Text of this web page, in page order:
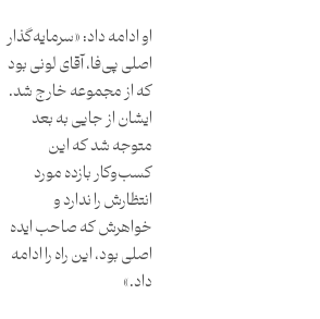
او ادامه داد: «سرمایه‌گذار
اصلی پی‌فا، آقای لونی بود
که از مجموعه خارج شد.
ایشان از جایی به بعد
متوجه شد که این
کسب‌وکار بازده مورد
انتظارش را ندارد و
خواهرش که صاحب ایده
اصلی بود، این راه را ادامه
داد.»